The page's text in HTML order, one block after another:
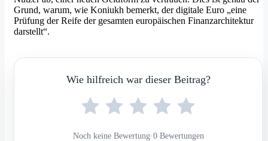
Grund, warum, wie Koniukh bemerkt, der digitale Euro „eine
Prüfung der Reife der gesamten europäischen Finanzarchitektur
darstellt“.
Wie hilfreich war dieser Beitrag?
Noch keine Bewertung·0 Bewertungen